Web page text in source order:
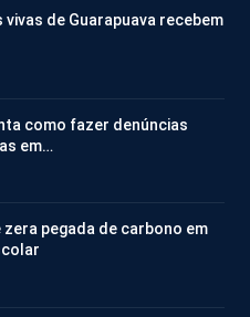
vivas de Guarapuava recebem
como fazer denúncias
em…
zera pegada de carbono em